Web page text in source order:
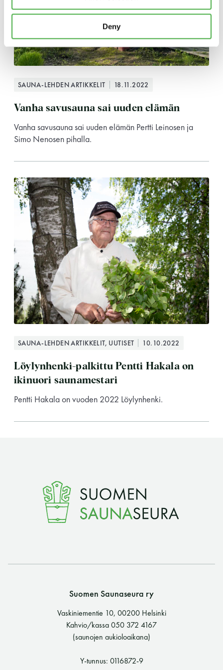
Deny
LUE LISÄÄ
SAUNA-LEHDEN ARTIKKELIT 18.11.2022
Vanha savusauna sai uuden elämän
Vanha savusauna sai uuden elämän Pertti Leinosen ja
Simo Nenosen pihalla.
SAUNA-LEHDEN ARTIKKELIT, UUTISET 10.10.2022
Löylynhenki-palkittu Pentti Hakala on
ikinuori saunamestari
Pentti Hakala on vuoden 2022 Löylynhenki.
Suomen Saunaseura ry
Vaskiniementie 10, 00200 Helsinki
Kahvio/kassa 050 372 4167
(saunojen aukioloaikana)
Y-tunnus: 0116872-9